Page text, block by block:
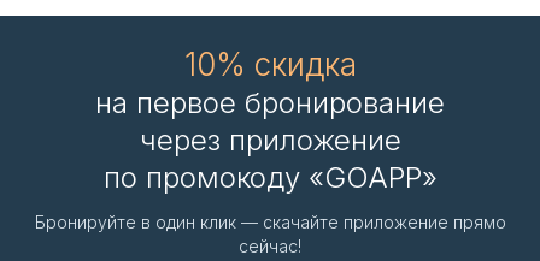
10% скидка
на первое бронирование
через приложение
по промокоду «GOAPP»
Бронируйте в один клик — скачайте приложение прямо
сейчас!